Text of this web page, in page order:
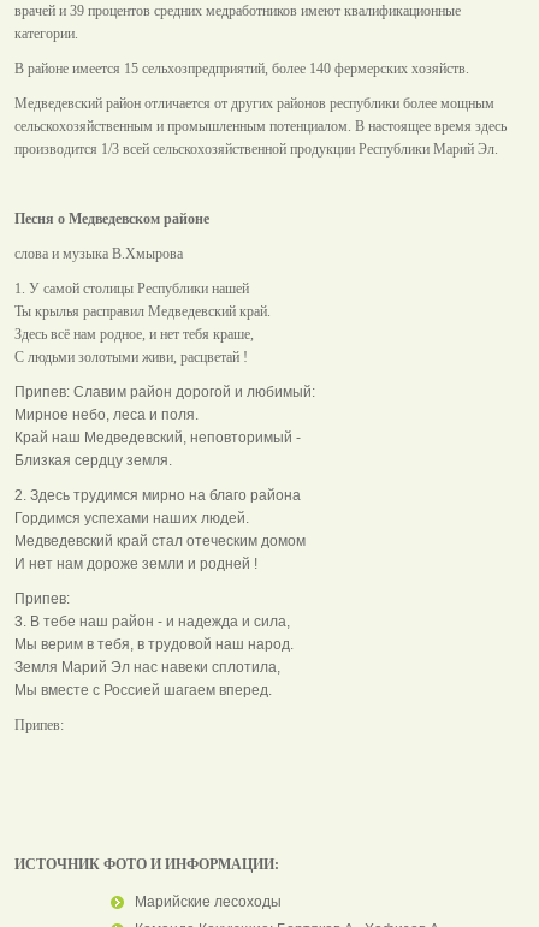
врачей и 39 процентов средних медработников имеют квалификационные
категории.
В районе имеется 15 сельхозпредприятий, более 140 фермерских хозяйств.
Медведевский район отличается от других районов республики более мощным
сельскохозяйственным и промышленным потенциалом. В настоящее время здесь
производится 1/3 всей сельскохозяйственной продукции Республики Марий Эл.
Песня о Медведевском районе
слова и музыка В.Хмырова
1. У самой столицы Республики нашей
Ты крылья расправил Медведевский край.
Здесь всё нам родное, и нет тебя краше,
С людьми золотыми живи, расцветай !
Припев: Славим район дорогой и любимый:
Мирное небо, леса и поля.
Край наш Медведевский, неповторимый -
Близкая сердцу земля.
2. Здесь трудимся мирно на благо района
Гордимся успехами наших людей.
Медведевский край стал отеческим домом
И нет нам дороже земли и родней !
Припев:
3. В тебе наш район - и надежда и сила,
Мы верим в тебя, в трудовой наш народ.
Земля Марий Эл нас навеки сплотила,
Мы вместе с Россией шагаем вперед.
Припев:
ИСТОЧНИК ФОТО И ИНФОРМАЦИИ:
Марийские лесоходы